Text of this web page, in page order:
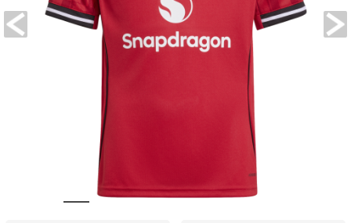
PREVIOUS
2 3 4 5 6 7 8